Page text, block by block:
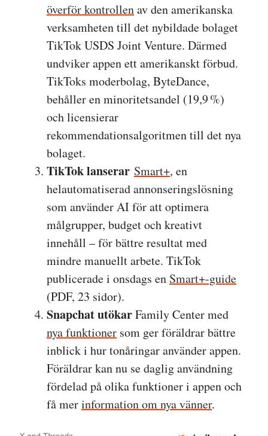
överför kontrollenav den amerikanska
verksamheten till det nybildade bolaget
TikTok USDS Joint Venture. Därmed
undviker appen ett amerikanskt förbud.
TikToks moderbolag, ByteDance,
behåller en minoritetsandel (19,9 %)
och licensierar
rekommendationsalgoritmen till det nya
bolaget.
TikTok lanserar Smart+, en
helautomatiserad annonseringslösning
som använder AI för att optimera
målgrupper, budget och kreativt
innehåll – för bättre resultat med
mindre manuellt arbete. TikTok
publicerade i onsdags en Smart+-guide
(PDF, 23 sidor).
Snapchat utökarFamily Center med
nya funktioner som ger föräldrar bättre
inblick i hur tonåringar använder appen.
Föräldrar kan nu se daglig användning
fördelad på olika funktioner i appen och
få merinformation om nya vänner.